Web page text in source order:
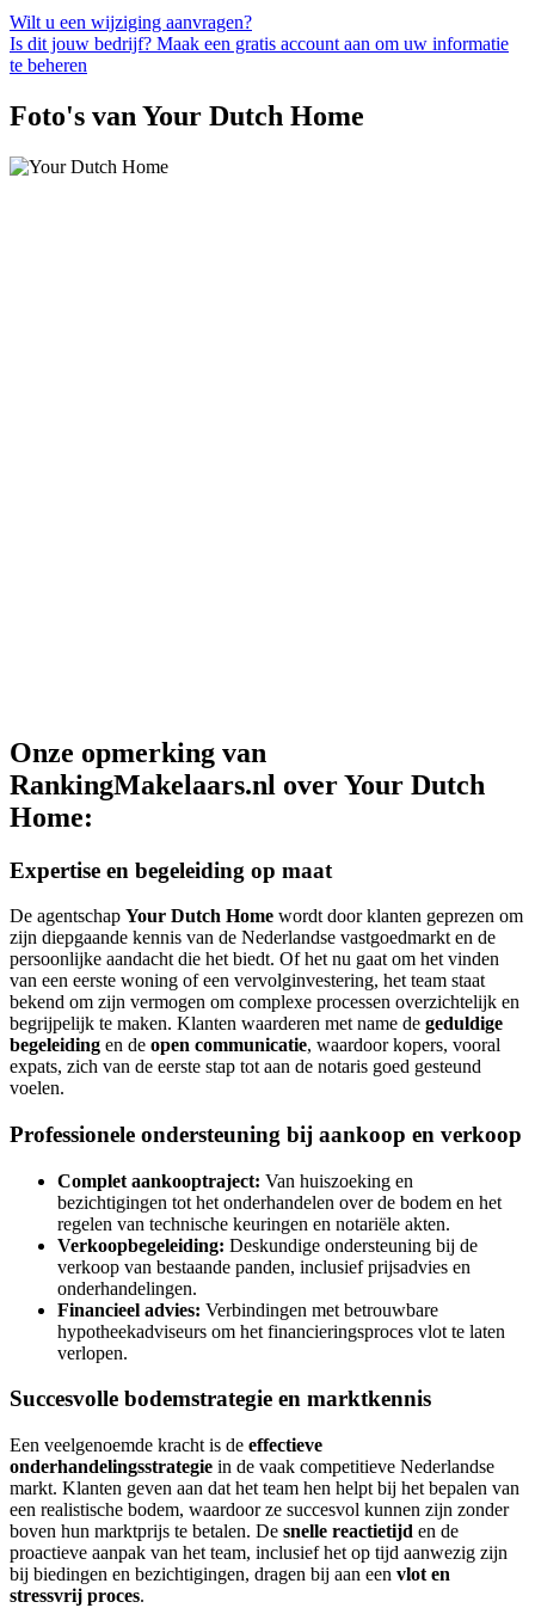
Wilt u een wijziging aanvragen?
Is dit jouw bedrijf? Maak een gratis account aan om uw informatie
te beheren
Foto's van Your Dutch Home
Onze opmerking van
RankingMakelaars.nl over Your Dutch
Home:
Expertise en begeleiding op maat
De agentschap Your Dutch Home wordt door klanten geprezen om
zijn diepgaande kennis van de Nederlandse vastgoedmarkt en de
persoonlijke aandacht die het biedt. Of het nu gaat om het vinden
van een eerste woning of een vervolginvestering, het team staat
bekend om zijn vermogen om complexe processen overzichtelijk en
begrijpelijk te maken. Klanten waarderen met name de geduldige
begeleiding en de open communicatie, waardoor kopers, vooral
expats, zich van de eerste stap tot aan de notaris goed gesteund
voelen.
Professionele ondersteuning bij aankoop en verkoop
Complet aankooptraject: Van huiszoeking en
bezichtigingen tot het onderhandelen over de bodem en het
regelen van technische keuringen en notariële akten.
Verkoopbegeleiding: Deskundige ondersteuning bij de
verkoop van bestaande panden, inclusief prijsadvies en
onderhandelingen.
Financieel advies: Verbindingen met betrouwbare
hypotheekadviseurs om het financieringsproces vlot te laten
verlopen.
Succesvolle bodemstrategie en marktkennis
Een veelgenoemde kracht is de effectieve
onderhandelingsstrategie in de vaak competitieve Nederlandse
markt. Klanten geven aan dat het team hen helpt bij het bepalen van
een realistische bodem, waardoor ze succesvol kunnen zijn zonder
boven hun marktprijs te betalen. De snelle reactietijd en de
proactieve aanpak van het team, inclusief het op tijd aanwezig zijn
bij biedingen en bezichtigingen, dragen bij aan een vlot en
stressvrij proces.